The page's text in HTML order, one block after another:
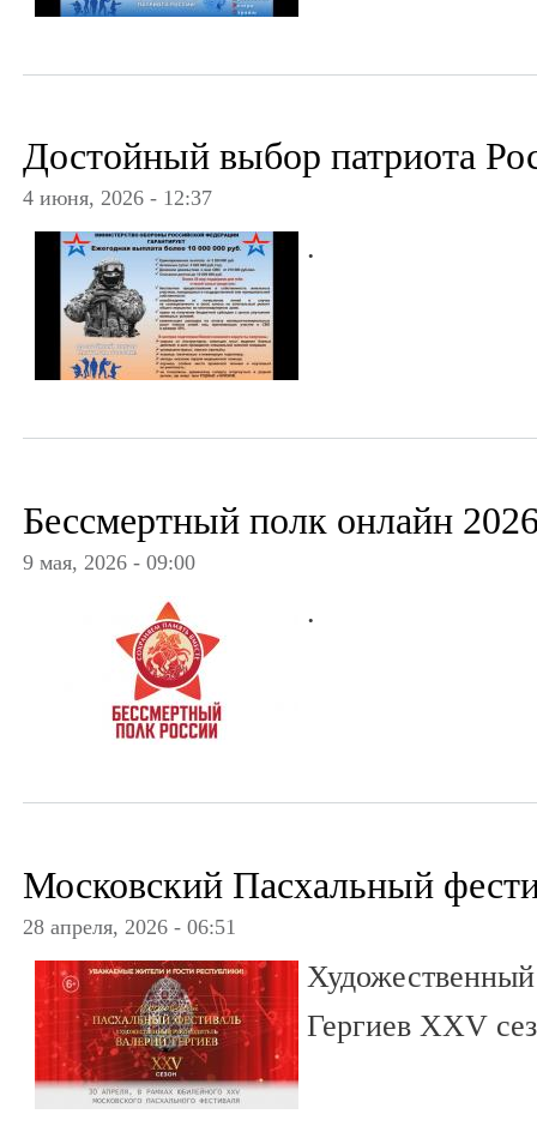
Достойный выбор патриота
4 июня, 2026 - 12:37
.
Бессмертный полк онлайн
9 мая, 2026 - 09:00
.
Московский Пасхальный
28 апреля, 2026 - 06:51
Гергиев ХХV